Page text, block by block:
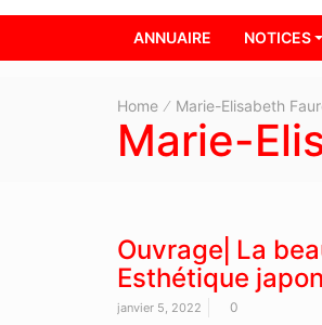
ANNUAIRE NOTICES
Home Marie-Elisabeth
Marie-
Ouvrage⎜La
Esthétique
janvier 5, 2022 0